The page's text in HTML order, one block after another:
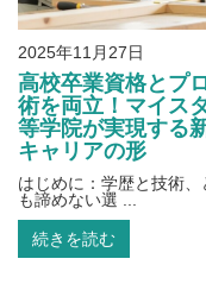
2025年11月27日
高校卒業資格とプ
術を両立！マイス
等学院が実現する
キャリアの形
はじめに：学歴と技術、
も諦めない選 ...
続きを読む